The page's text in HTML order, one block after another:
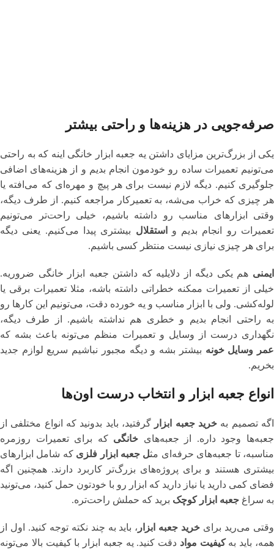
صرفه‌جویی در هزینه‌ها و راحتی بیشتر
یکی از بزرگ‌ترین مزایای داشتن یه جعبه ابزار خانگی اینه که به راحتی
می‌تونیم تعمیرات ساده رو خودمون انجام بدیم و از هزینه‌های اضافی
جلوگیری کنیم. دیگه لازم نیست برای هر پیچ و مهره‌ای که می‌افته یا
هر چیزی که خراب می‌شه، به تعمیرکار مراجعه کنیم. از طرف دیگه،
وقتی ابزارهای مناسب رو داشته باشیم، خیلی راحت‌تر می‌تونیم
تعمیرات رو انجام بدیم و
استقلال بیشتری پیدا می‌کنیم. یعنی دیگه
برای هر چیزی نیازی نیست منتظر کسی باشیم.
ایمنی هم یکی دیگه از دلایلیه که داشتن جعبه ابزار خانگی ضروریه.
خیلی از تعمیرات ممکنه خطراتی داشته باشه، مثلا تعمیرات برقی یا
لوله‌کشی. ولی با ابزار مناسب و یه خورده دقت، می‌تونیم این کارها رو
به راحتی انجام بدیم و خطری هم نداشته باشیم. از طرف دیگه،
نگهداری درست از وسایل و تعمیرات منظم می‌تونه باعث بشه که
عمر وسایل خونه بیشتر بشه و دیگه مجبور نباشیم سریع لوازم جدید
بخریم.
انواع جعبه ابزار و انتخاب درست اون‌ها
اگه تصمیم به خرید جعبه ابزار گرفتید، باید بدونید که انواع مختلفی از
جعبه‌ها وجود داره. از جعبه‌های خانگی که برای تعمیرات روزمره
مناسبه، تا جعبه‌های حرفه‌ای مثل جعبه ابزار فلزی که شامل ابزارهای
بیشتری هستند و برای پروژه‌های بزرگ‌تر کاربرد دارند. همچنین اگه
فضای کمی دارید یا نیاز دارید که ابزار رو با خودتون حمل کنید، می‌تونید
به سراغ جعبه ابزار کوچک برید که حملش راحت‌تره.
وقتی می‌رید برای خرید جعبه ابزار ، باید به چند نکته توجه کنید. اول از
همه، باید بهکیفیت مواد دقت کنید. یه جعبه ابزار با کیفیت بالا می‌تونه